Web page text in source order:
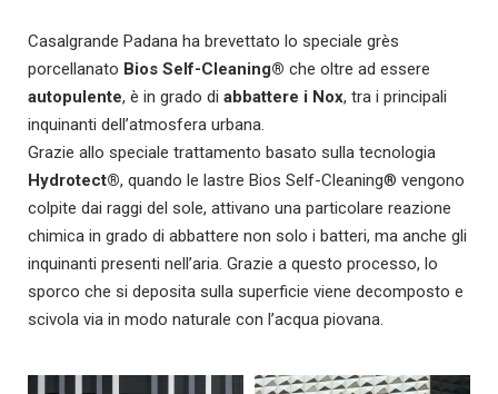
Casalgrande Padana ha brevettato lo speciale grès
porcellanato Bios Self-Cleaning® che oltre ad essere
autopulente, è in grado di abbattere i Nox, tra i principali
inquinanti dell’atmosfera urbana.
Grazie allo speciale trattamento basato sulla tecnologia
Hydrotect®, quando le lastre Bios Self-Cleaning® vengono
colpite dai raggi del sole, attivano una particolare reazione
chimica in grado di abbattere non solo i batteri, ma anche gli
inquinanti presenti nell’aria. Grazie a questo processo, lo
sporco che si deposita sulla superficie viene decomposto e
scivola via in modo naturale con l’acqua piovana.